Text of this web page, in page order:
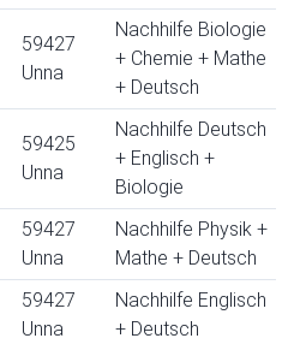
59427
Unna
Nachhilfe Biologie
+ Chemie + Mathe
+ Deutsch
59425
Unna
Nachhilfe Deutsch
+ Englisch +
Biologie
59427
Unna
Nachhilfe Physik +
Mathe + Deutsch
59427
Unna
Nachhilfe Englisch
+ Deutsch